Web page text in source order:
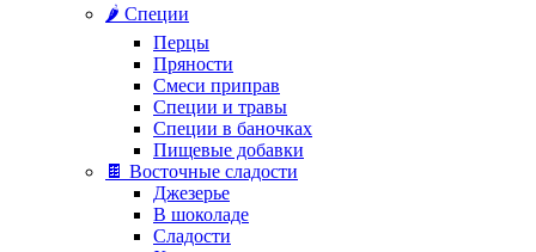
🌶️ Специи
Перцы
Пряности
Смеси приправ
Специи и травы
Специи в баночках
Пищевые добавки
🍫 Восточные сладости
Джезерье
В шоколаде
Сладости